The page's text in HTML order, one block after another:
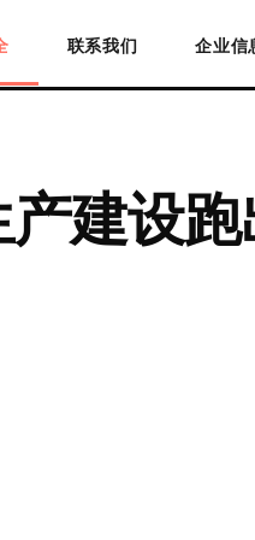
联系我们 企业信
建设